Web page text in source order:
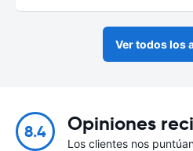
Ver todos los
8.4 Opiniones
Los clientes nos